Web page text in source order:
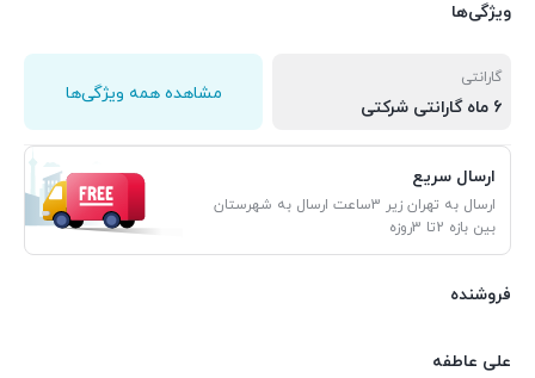
ویژگی‌ها
گارانتی
6 ماه گارانتی شرکتی
مشاهده همه ویژگی‌ها
ارسال سریع
ارسال به تهران زیر 3ساعت ارسال به شهرستان
بین بازه 2تا 3روزه
فروشنده
علی عاطفه